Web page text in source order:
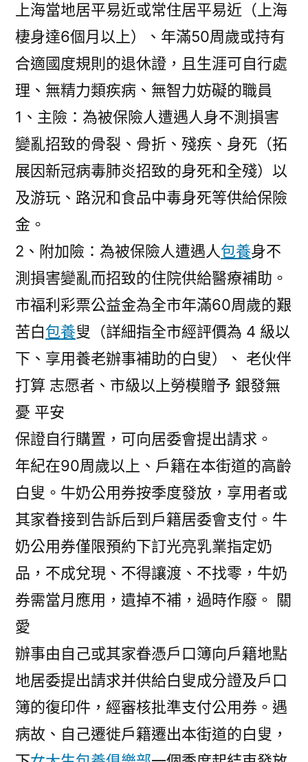
上海當地居平易近或常住居平易近（上海
棲身達6個月以上）、年滿50周歲或持有
合適國度規則的退休證，且生涯可自行處
理、無精力類疾病、無智力妨礙的職員
1、主險：為被保險人遭遇人身不測損害
變亂招致的骨裂、骨折、殘疾、身死（拓
展因新冠病毒肺炎招致的身死和全殘）以
及游玩、路況和食品中毒身死等供給保險
金。
2、附加險：為被保險人遭遇人包養身不
測損害變亂而招致的住院供給醫療補助。
市福利彩票公益金為全市年滿60周歲的艱
苦白包養叟（詳細指全市經評價為 4 級以
下、享用養老辦事補助的白叟）、 老伙伴
打算 志愿者、市級以上勞模贈予 銀發無
憂 平安
保證自行購置，可向居委會提出請求。
年紀在90周歲以上、戶籍在本街道的高齡
白叟。牛奶公用券按季度發放，享用者或
其家眷接到告訴后到戶籍居委會支付。牛
奶公用券僅限預約下訂光亮乳業指定奶
品，不成兌現、不得讓渡、不找零，牛奶
券需當月應用，遺掉不補，過時作廢。 關
愛
辦事由自己或其家眷憑戶口簿向戶籍地點
地居委提出請求并供給白叟成分證及戶口
簿的復印件，經審核批準支付公用券。遇
病故、自己遷徙戶籍遷出本街道的白叟，